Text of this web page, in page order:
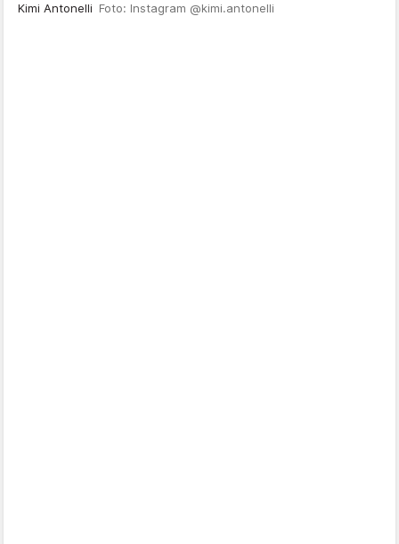
Kimi Antonelli Foto: Instagram @kimi.antonelli